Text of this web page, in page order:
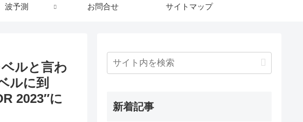
波予測 お問合せ サイトマップ
ルと言わ
ルに到
2023″に
新着記事